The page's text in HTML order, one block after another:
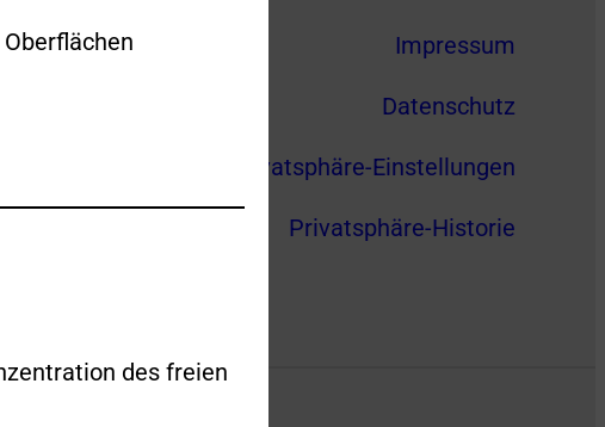
Impressum
Datenschutz
Privatsphäre-Einstellungen
Privatsphäre-Historie
des freien